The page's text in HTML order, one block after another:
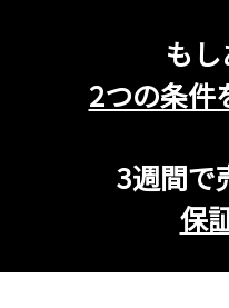
も
2つの条
3週間で
保